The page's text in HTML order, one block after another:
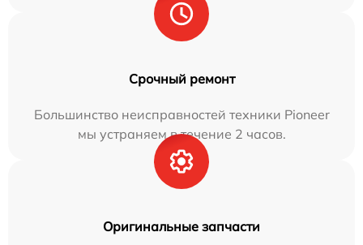
Срочный ремонт
Большинство неисправностей техники Pioneer
мы устраняем в течение 2 часов.
Оригинальные запчасти